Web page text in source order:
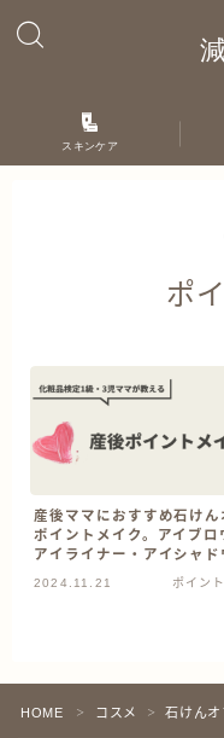
ホーム
スキンケア
ポ
産後ママにおすすめ石けん
ポイントメイク。アイブロ
アイライナー・アイシャド
2024.11.21 ポイン
HOME ＞ コスメ ＞ 石けんオ